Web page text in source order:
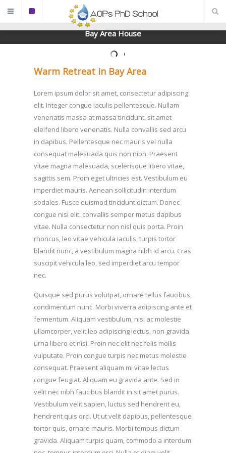
Bay Area House
Warm Retreat in Bay Area
Lorem ipsum dolor sit amet, consectetur adipiscing
elit. Integer congue iaculis pellentesque. Nullam
venenatis massa at massa tincidunt, sit amet
eleifend libero venenatis. Nulla convallis sed arcu
in dapibus. Pellentesque nec mauris vel nulla
consequat malesuada quis non nibh. Praesent
vitae magna malesuada, scelerisque libero vitae,
sagittis sem. Proin eget ultricies est. Vestibulum eu
imperdiet mauris. Aenean sollicitudin interdum
sodales. Fusce euismod tincidunt dictum. Donec
congue nisi elit, convallis semper metus dapibus
vitae. Nulla consectetur non nisl quis porta. Proin
rhoncus, leo vitae vehicula iaculis, turpis tortor
blandit nunc, a vestibulum magna nibh id arcu. Cras
suscipit vehicula leo, sed imperdiet arcu tempor
nec.
Quisque sed purus volutpat, ornare tellus faucibus,
condimentum nunc. Morbi viverra adipiscing ante et
fermentum. Aliquam vestibulum, nisi ac molestie
ullamcorper, velit leo adipiscing lectus, non gravida
urna libero et nisi. Proin nec elit nec felis mollis
vulputate. Proin congue turpis nec metus molestie
consequat. Praesent aliquam mi vitae lectus
congue feugiat. Aliquam eu gravida ante. Sed in
velit nec nibh faucibus blandit in sit amet purus.
Vestibulum velit sapien, luctus sed hendrerit eu,
hendrerit quis orci. Ut ut velit dapibus, pellentesque
tortor quis, ornare mauris. Morbi tempus dictum
gravida. Aliquam turpis quam, commodo a interdum